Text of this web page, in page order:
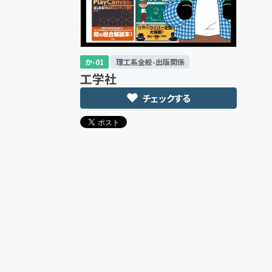
か-01 理工系全般-出版関係
工学社
チェックする